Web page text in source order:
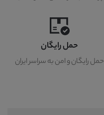
حمل رایگان
حمل رایگان و امن به سراسر ایران